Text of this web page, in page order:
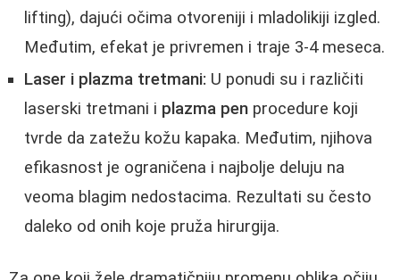
lifting), dajući očima otvoreniji i mladolikiji izgled.
Međutim, efekat je privremen i traje 3-4 meseca.
Laser i plazma tretmani: U ponudi su i različiti
laserski tretmani i plazma pen procedure koji
tvrde da zatežu kožu kapaka. Međutim, njihova
efikasnost je ograničena i najbolje deluju na
veoma blagim nedostacima. Rezultati su često
daleko od onih koje pruža hirurgija.